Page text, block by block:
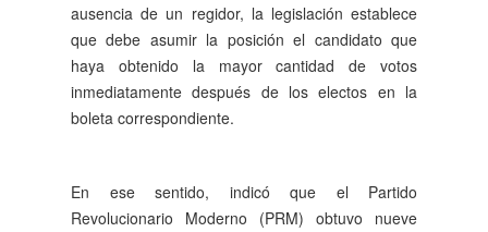
ausencia de un regidor, la legislación establece
que debe asumir la posición el candidato que
haya obtenido la mayor cantidad de votos
inmediatamente después de los electos en la
boleta correspondiente.
En ese sentido, indicó que el Partido
Revolucionario Moderno (PRM) obtuvo nueve